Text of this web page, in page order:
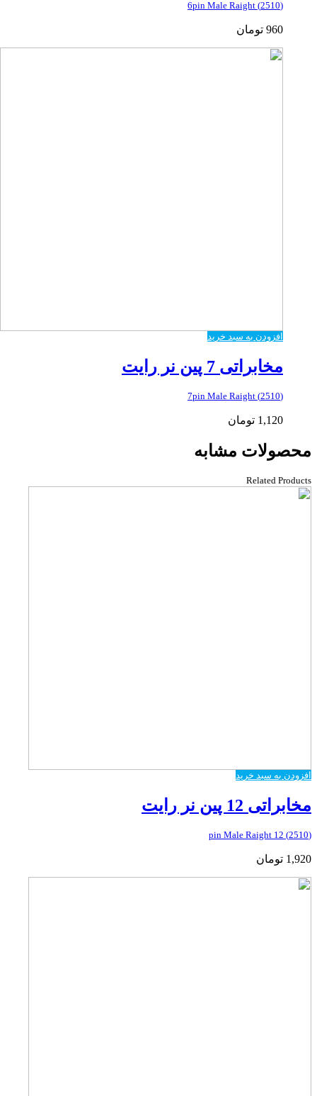
(2510) 6pin Male Raight
960 تومان
افزودن به سبد خرید
مخابراتی 7 پین نر رایت
(2510) 7pin Male Raight
1,120 تومان
محصولات مشابه
Related Products
افزودن به سبد خرید
مخابراتی 12 پین نر رایت
(2510) 12 pin Male Raight
1,920 تومان